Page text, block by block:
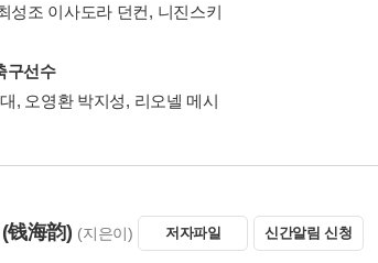
성조 이사도라 던컨, 니진스키
구선수
, 오영환 박지성, 리오넬 메시
海韵) (지은이) 저자파일 신간알림 신청